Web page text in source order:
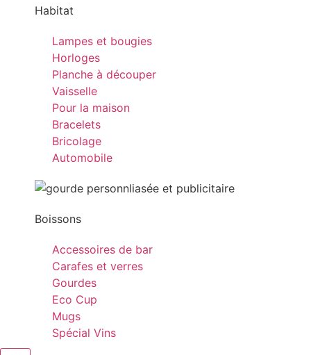
Habitat
Lampes et bougies
Horloges
Planche à découper
Vaisselle
Pour la maison
Bracelets
Bricolage
Automobile
Boissons
Accessoires de bar
Carafes et verres
Gourdes
Eco Cup
Mugs
Spécial Vins